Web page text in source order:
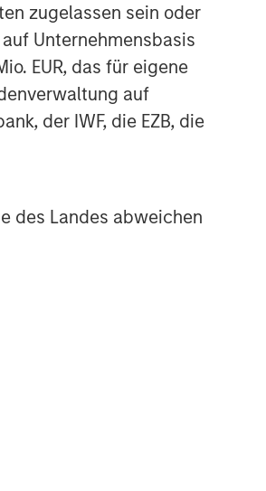
zugelassen sein oder
Unternehmensbasis
EUR, das für eigene
auf
der IWF, die EZB, die
des Landes abweichen